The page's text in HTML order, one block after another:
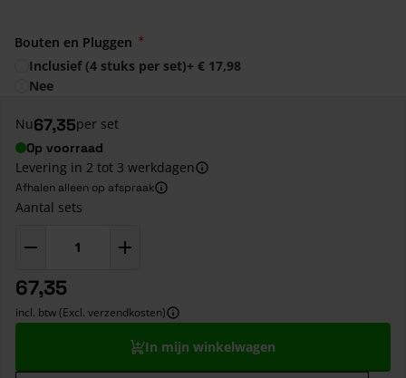
Bouten en Pluggen
Inclusief (4 stuks per set)+ € 17,98
Nee
Nu67,35per set
Op voorraad
Levering in 2 tot 3 werkdagen
Afhalen alleen op afspraak
Aantal sets
67,35
incl. btw (Excl. verzendkosten)
In mijn winkelwagen